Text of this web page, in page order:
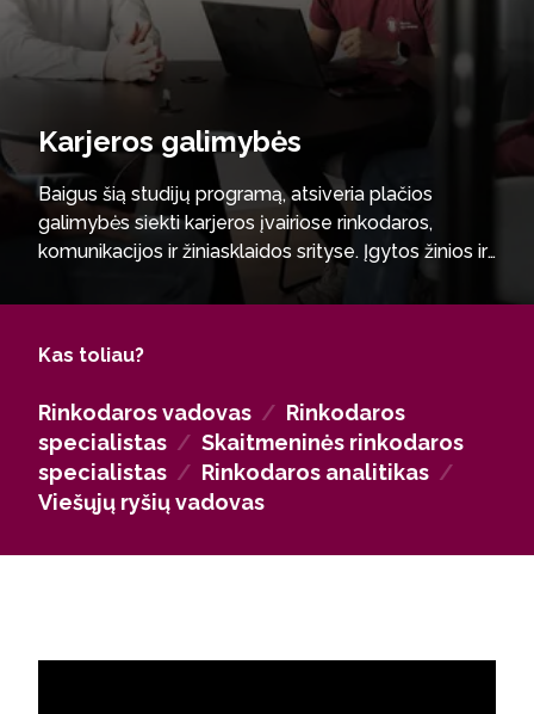
Karjeros galimybės
Baigus šią studijų programą, atsiveria plačios
galimybės siekti karjeros įvairiose rinkodaros,
komunikacijos ir žiniasklaidos srityse. Įgytos žinios ir
praktiniai įgūdžiai leidžia planuoti bei įgyvendinti
rinkodaros strategijas, analizuoti vartotojų elgseną,
duomenimis grįstus sprendimus. Ugdomi gebėjimai
užtikrinti veiksmingą ryšį su auditorijomis
skirtinguose kanaluose. Absolventai geba
prisitaikyti prie sparčiai kintančios skaitmeninės
aplinkos, efektyviai derinti kūrybiškumą su analitiniu
Kas toliau?
Rinkodaros vadovas / Rinkodaros
specialistas / Skaitmeninės rinkodaros
specialistas / Rinkodaros analitikas /
Viešųjų ryšių vadovas